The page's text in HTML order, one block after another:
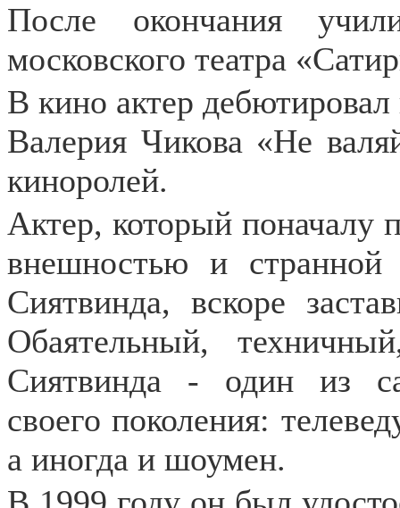
После окончания
московского театра
В кино актер
Валерия Чикова «Не
киноролей.
Актер, который поначалу
внешностью и
Сиятвинда, вскоре
Обаятельный,
Сиятвинда - один из
своего поколения:
а иногда и шоумен.